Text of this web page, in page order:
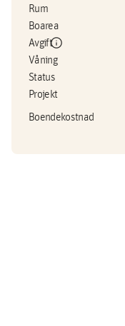
Rum
Boarea
Avgiftinfo
Våning
Status
Projekt
Boendekostnad